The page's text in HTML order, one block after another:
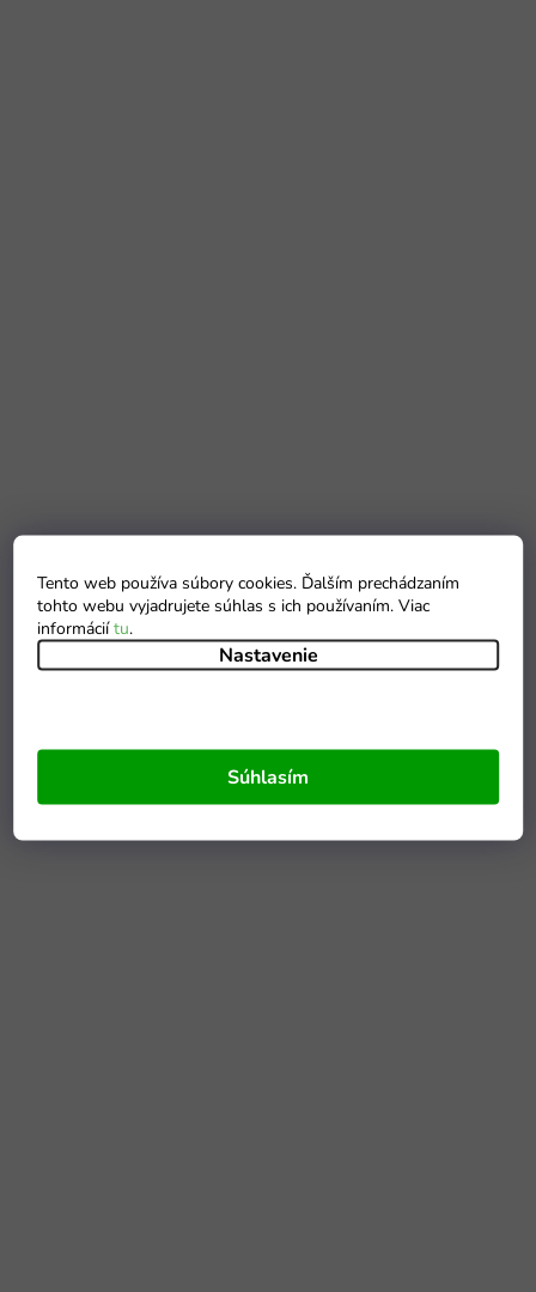
Tento web používa súbory cookies. Ďalším prechádzaním
tohto webu vyjadrujete súhlas s ich používaním. Viac
informáciítu.
Nastavenie
Súhlasím